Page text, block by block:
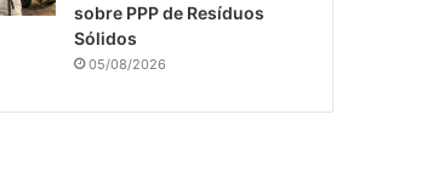
sobre PPP de Resíduos
Sólidos
05/08/2026